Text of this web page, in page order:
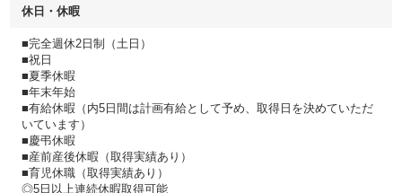
休日・休暇
■完全週休2⽇制（⼟⽇）
■祝⽇
■夏季休暇
■年末年始
■有給休暇（内5⽇間は計画有給として予め、取得⽇を決めていただ
いています）
■慶弔休暇
■産前産後休暇（取得実績あり）
■育児休職（取得実績あり）
◎5⽇以上連続休暇取得可能